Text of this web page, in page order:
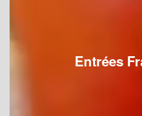
Entrées